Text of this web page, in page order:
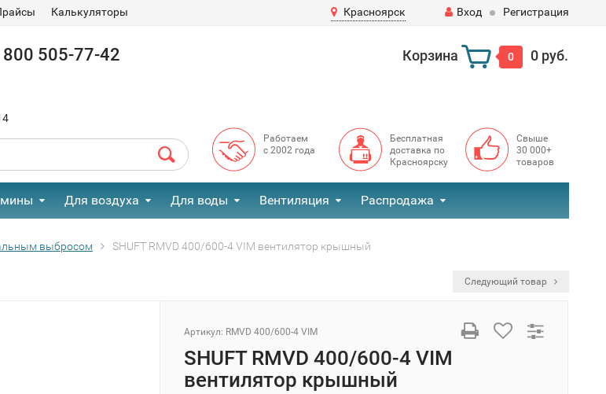
Калькуляторы Красноярск Вход Регистрация
800 505-77-42 Корзина 0 0 руб.
Работаем
с 2002 года
Бесплатная
доставка по
Красноярску
Свыше
30 000+
товаров
Для воздуха Для воды Вентиляция Распродажа
выбросом SHUFT RMVD 400/600-4 VIM вентилятор крышный
Следующий товар
Артикул: RMVD 400/600-4 VIM
SHUFT RMVD 400/600-4 VIM
вентилятор крышный